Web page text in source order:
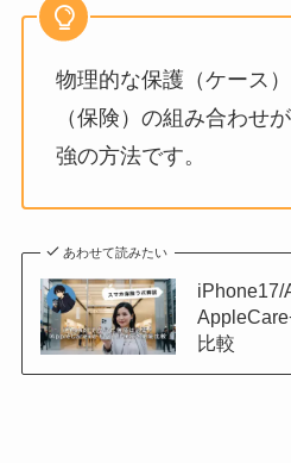
物理的な保護（ケース
（保険）の組み合わせ
強の方法です。
あわせて読みたい
iPhone17/
比較